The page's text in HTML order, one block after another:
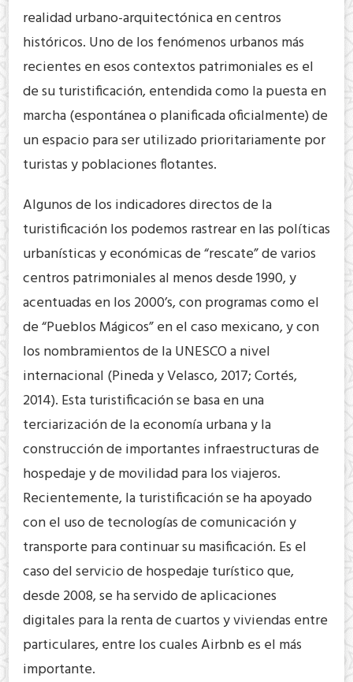
realidad urbano-arquitectónica en centros
históricos. Uno de los fenómenos urbanos más
recientes en esos contextos patrimoniales es el
de su turistificación, entendida como la puesta en
marcha (espontánea o planificada oficialmente) de
un espacio para ser utilizado prioritariamente por
turistas y poblaciones flotantes.
Algunos de los indicadores directos de la
turistificación los podemos rastrear en las políticas
urbanísticas y económicas de “rescate” de varios
centros patrimoniales al menos desde 1990, y
acentuadas en los 2000’s, con programas como el
de “Pueblos Mágicos” en el caso mexicano, y con
los nombramientos de la UNESCO a nivel
internacional (Pineda y Velasco, 2017; Cortés,
2014). Esta turistificación se basa en una
terciarización de la economía urbana y la
construcción de importantes infraestructuras de
hospedaje y de movilidad para los viajeros.
Recientemente, la turistificación se ha apoyado
con el uso de tecnologías de comunicación y
transporte para continuar su masificación. Es el
caso del servicio de hospedaje turístico que,
desde 2008, se ha servido de aplicaciones
digitales para la renta de cuartos y viviendas entre
particulares, entre los cuales Airbnb es el más
importante.